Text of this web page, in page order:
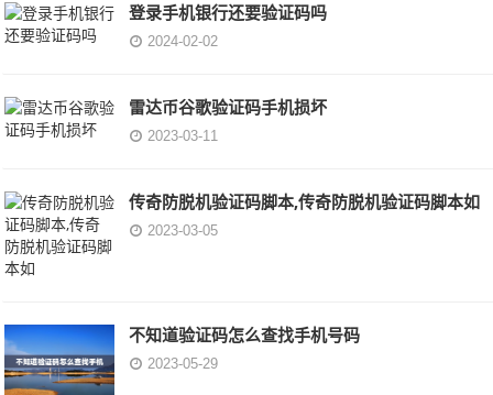
登录手机银行还要验证码吗
2024-02-02
雷达币谷歌验证码手机损坏
2023-03-11
传奇防脱机验证码脚本,传奇防脱机验证码脚本如
2023-03-05
不知道验证码怎么查找手机号码
2023-05-29